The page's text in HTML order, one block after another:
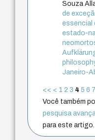
Souza
de
essencial
estado-
Janeiro-
<< < 1 2 3 4 5 6 7
Você também
pesquisa
para este artigo.